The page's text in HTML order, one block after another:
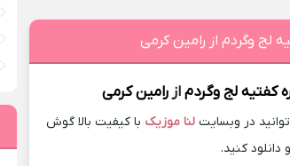
لج وگردم از رامین کرمی
کفتیه لج وگردمازرامین کرمی
در وبسایت لنا موزیک با کیفیت بالا گوش
دانلود کنید.